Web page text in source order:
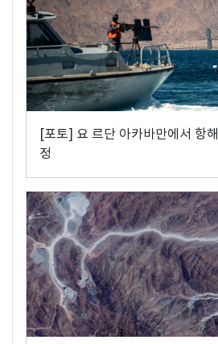
[포토] 요 르단 아카바만에서 항
정